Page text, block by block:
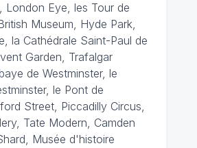
London Eye, les Tour de
Museum, Hyde Park,
la Cathédrale Saint-Paul de
Garden, Trafalgar
de Westminster, le
le Pont de
Street, Piccadilly Circus,
Tate Modern, Camden
Musée d'histoire